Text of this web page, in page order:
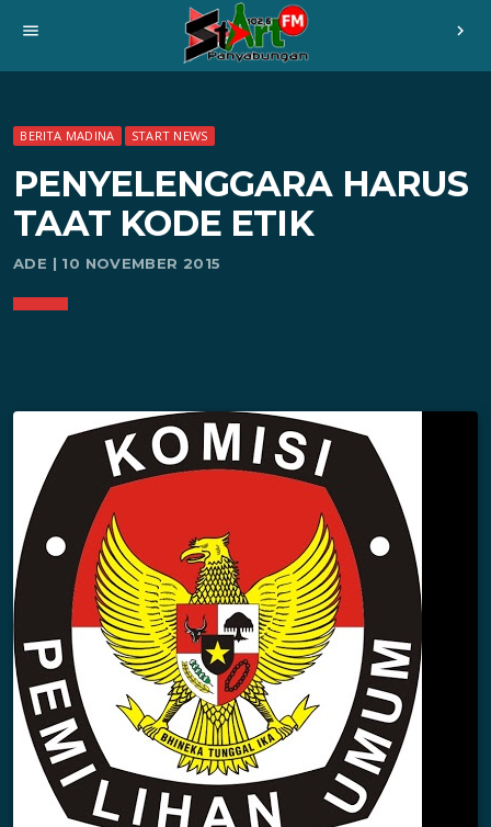
menu chevron_right
BERITA MADINA START NEWS
PENYELENGGARA HARUS
TAAT KODE ETIK
ADE | 10 NOVEMBER 2015